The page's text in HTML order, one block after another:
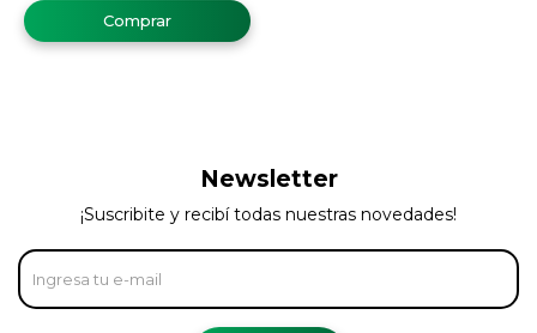
Newsletter
¡Suscribite y recibí todas nuestras novedades!